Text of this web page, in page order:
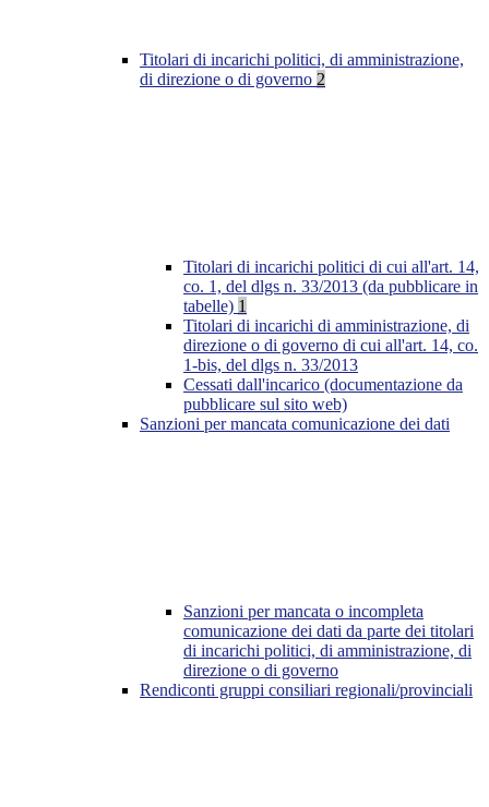
Titolari di incarichi politici, di amministrazione,
di direzione o di governo 2
Titolari di incarichi politici di cui all'art. 14,
co. 1, del dlgs n. 33/2013 (da pubblicare in
tabelle) 1
Titolari di incarichi di amministrazione, di
direzione o di governo di cui all'art. 14, co.
1-bis, del dlgs n. 33/2013
Cessati dall'incarico (documentazione da
pubblicare sul sito web)
Sanzioni per mancata comunicazione dei dati
Sanzioni per mancata o incompleta
comunicazione dei dati da parte dei titolari
di incarichi politici, di amministrazione, di
direzione o di governo
Rendiconti gruppi consiliari regionali/provinciali